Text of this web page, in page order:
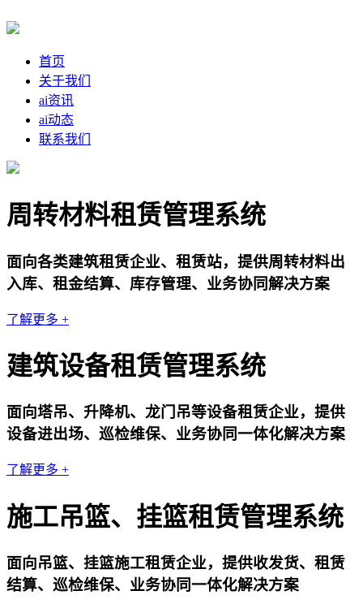
首页
关于我们
ai资讯
ai动态
联系我们
周转材料租赁管理系统
面向各类建筑租赁企业、租赁站，提供周转材料出
入库、租金结算、库存管理、业务协同解决方案
了解更多 +
建筑设备租赁管理系统
面向塔吊、升降机、龙门吊等设备租赁企业，提供
设备进出场、巡检维保、业务协同一体化解决方案
了解更多 +
施工吊篮、挂篮租赁管理系统
面向吊篮、挂篮施工租赁企业，提供收发货、租赁
结算、巡检维保、业务协同一体化解决方案